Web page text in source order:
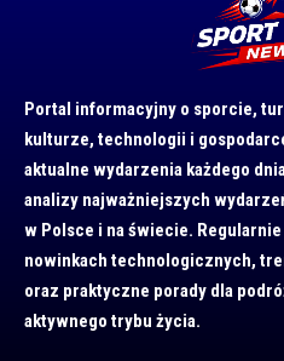
Portal informacyjny o sporcie,
kulturze, technologii i
aktualne wydarzenia każdego
analizy najważniejszych
w Polsce i na świecie.
nowinkach technologicznych,
oraz praktyczne porady dla
aktywnego trybu życia.